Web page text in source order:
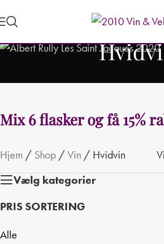
Hjem / Shop / Vin / Hvidvin
Vælg kategorier
PRIS SORTERING
Alle